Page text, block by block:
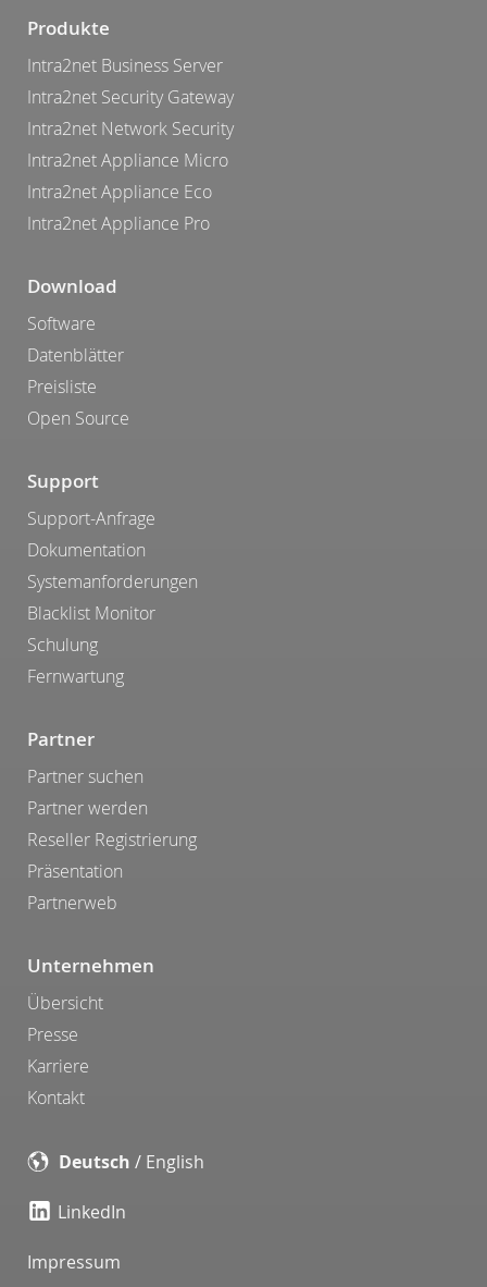
Produkte
Intra2net Business Server
Intra2net Security Gateway
Intra2net Network Security
Intra2net Appliance Micro
Intra2net Appliance Eco
Intra2net Appliance Pro
Download
Software
Datenblätter
Preisliste
Open Source
Support
Support-Anfrage
Dokumentation
Systemanforderungen
Blacklist Monitor
Schulung
Fernwartung
Partner
Partner suchen
Partner werden
Reseller Registrierung
Präsentation
Partnerweb
Unternehmen
Übersicht
Presse
Karriere
Kontakt
Deutsch / English
LinkedIn
Impressum